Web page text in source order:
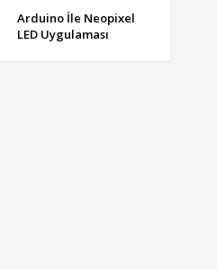
Arduino İle Neopixel
LED Uygulaması